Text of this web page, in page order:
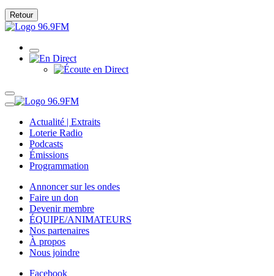
Retour
Actualité | Extraits
Loterie Radio
Podcasts
Émissions
Programmation
Annoncer sur les ondes
Faire un don
Devenir membre
ÉQUIPE/ANIMATEURS
Nos partenaires
À propos
Nous joindre
Facebook